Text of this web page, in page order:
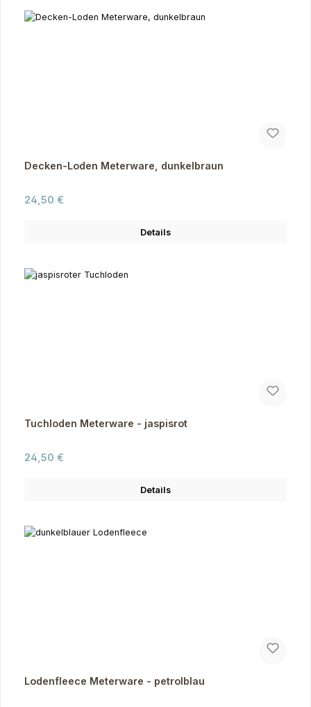
Decken-Loden Meterware, dunkelbraun
Regulärer Preis:
24,50 €
Details
Tuchloden Meterware - jaspisrot
Regulärer Preis:
24,50 €
Details
Lodenfleece Meterware - petrolblau